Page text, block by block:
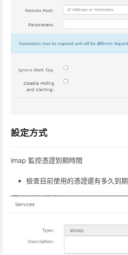
設定方式
imap 監控憑證到期時間
檢查目前使用的憑證還有多久到期